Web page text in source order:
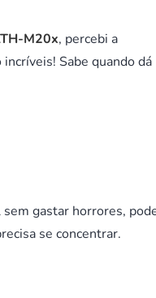
M20x, percebi a
Sabe quando dá
gastar horrores,
se concentrar.